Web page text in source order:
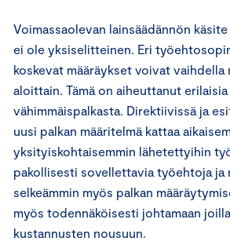
Voimassaolevan lainsäädännön
ei ole yksiselitteinen. Eri
koskevat määräykset voivat vaihdella
aloittain. Tämä on aiheuttanut
vähimmäispalkasta. Direktiivissä ja
uusi palkan määritelmä kattaa
yksityiskohtaisemmin lähetettyihin
pakollisesti sovellettavia työehtoja ja
selkeämmin myös palkan
myös todennäköisesti johtamaan
kustannusten nousuun.